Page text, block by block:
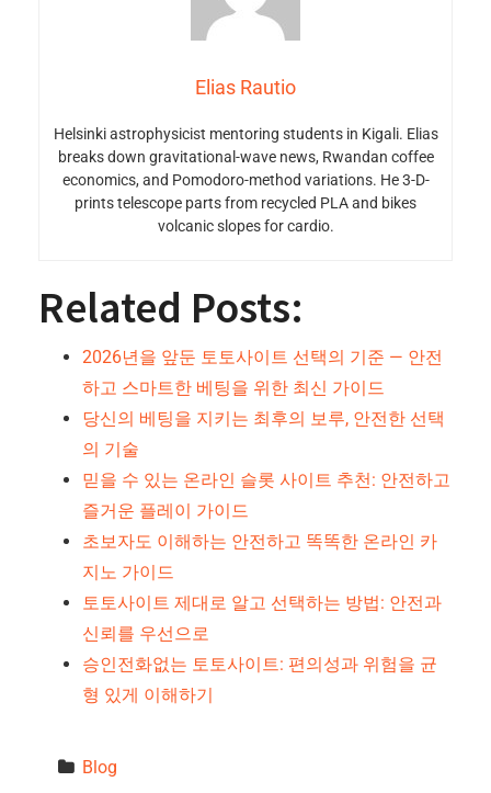
Elias Rautio
Helsinki astrophysicist mentoring students in Kigali. Elias
breaks down gravitational-wave news, Rwandan coffee
economics, and Pomodoro-method variations. He 3-D-
prints telescope parts from recycled PLA and bikes
volcanic slopes for cardio.
Related Posts:
2026년을 앞둔 토토사이트 선택의 기준 — 안전
하고 스마트한 베팅을 위한 최신 가이드
당신의 베팅을 지키는 최후의 보루, 안전한 선택
의 기술
믿을 수 있는 온라인 슬롯 사이트 추천: 안전하고
즐거운 플레이 가이드
초보자도 이해하는 안전하고 똑똑한 온라인 카
지노 가이드
토토사이트 제대로 알고 선택하는 방법: 안전과
신뢰를 우선으로
승인전화없는 토토사이트: 편의성과 위험을 균
형 있게 이해하기
Blog